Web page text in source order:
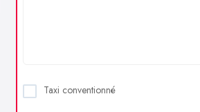
Taxi conventionné